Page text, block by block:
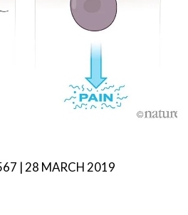
| 28 MARCH 2019